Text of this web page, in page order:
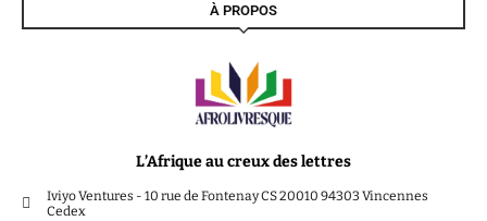
À PROPOS
L’Afrique au creux des lettres
Iviyo Ventures - 10 rue de Fontenay CS 20010 94303 Vincennes
Cedex